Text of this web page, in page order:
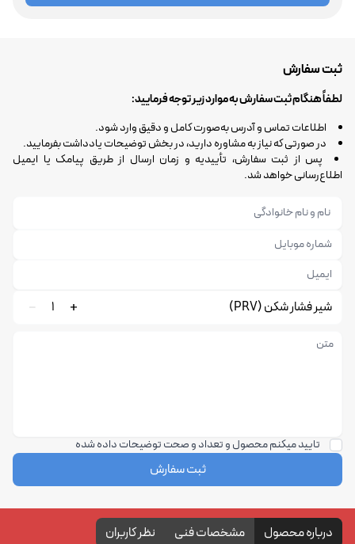
ثبت سفارش
لطفاً هنگام ثبت سفارش به موارد زیر توجه فرمایید:
اطلاعات تماس و آدرس به‌صورت کامل و دقیق وارد شود.
در صورتی که نیاز به مشاوره دارید، در بخش توضیحات یادداشت بفرمایید.
پس از ثبت سفارش، تأییدیه و زمان ارسال از طریق پیامک یا ایمیل
اطلاع‌رسانی خواهد شد.
شیر فشار شکن (PRV) 1
تایید میکنم محصول و تعداد و صحت توضیحات داده شده
ثبت سفارش
درباره محصول مشخصات فنی نظر کاربران